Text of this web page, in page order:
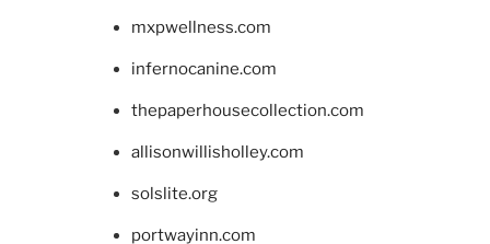
mxpwellness.com
infernocanine.com
thepaperhousecollection.com
allisonwillisholley.com
solslite.org
portwayinn.com